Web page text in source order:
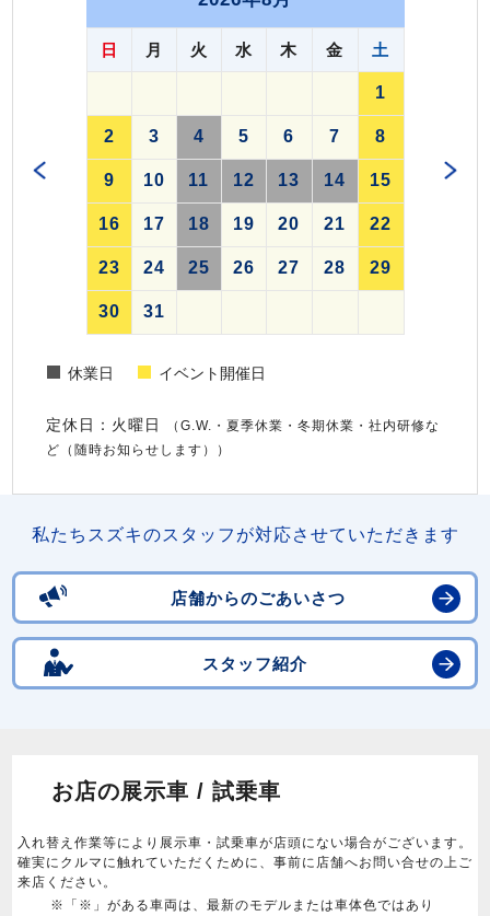
日 月 火 水 木 金 土
1
2 3 4 5 6 7 8
9 10 11 12 13 14 15
16 17 18 19 20 21 22
23 24 25 26 27 28 29
30 31
休業日 イベント開催日
定休日：火曜日
（G.W.・夏季休業・冬期休業・社内研修な
ど（随時お知らせします））
私たちスズキのスタッフが対応させていただきます
店舗からのごあいさつ
スタッフ紹介
お店の展示車 / 試乗車
入れ替え作業等により展示車・試乗車が店頭にない場合がございます。
確実にクルマに触れていただくために、事前に店舗へお問い合せの上ご
来店ください。
※「※」がある車両は、最新のモデルまたは車体色ではあり